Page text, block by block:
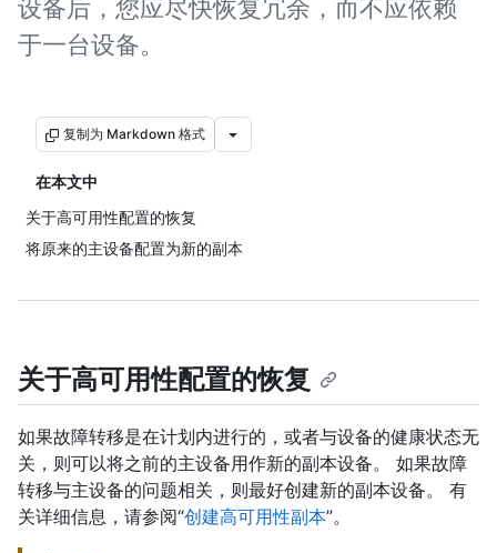
设备后，您应尽快恢复冗余，而不应依赖
于一台设备。
复制为 Markdown 格式
在本文中
关于高可用性配置的恢复
将原来的主设备配置为新的副本
关于高可用性配置的恢复
如果故障转移是在计划内进行的，或者与设备的健康状态无
关，则可以将之前的主设备用作新的副本设备。 如果故障
转移与主设备的问题相关，则最好创建新的副本设备。 有
关详细信息，请参阅“创建高可用性副本”。